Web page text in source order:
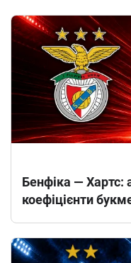
Бенфіка — Хартс:
коефіцієнти